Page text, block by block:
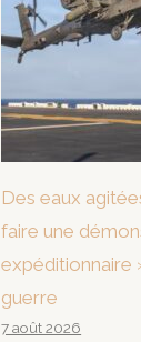
Des eaux
faire une
expéditionnaire
guerre
7 août 2026